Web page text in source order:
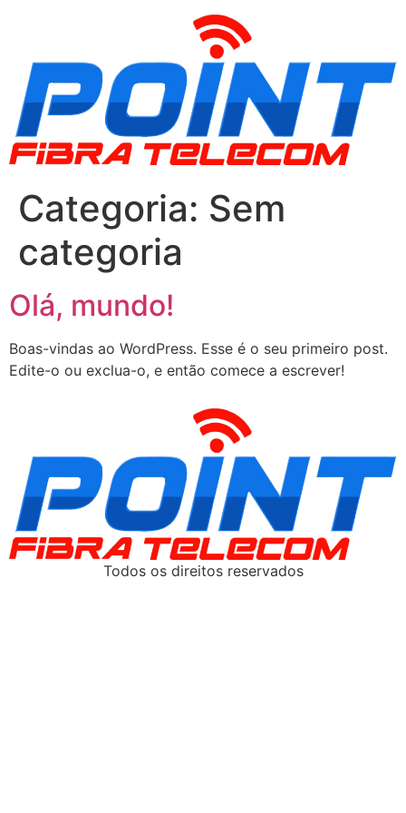
Categoria: Sem
categoria
Olá, mundo!
Boas-vindas ao WordPress. Esse é o seu primeiro post.
Edite-o ou exclua-o, e então comece a escrever!
Todos os direitos reservados